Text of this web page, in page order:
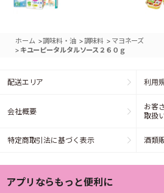
ホーム >調味料・油 >調味料 > マヨネーズ
> キユーピータルタルソース２６０ｇ
配送エリア 利用
会社概要
お客
取扱
特定商取引法に基づく表示 酒類
アプリならもっと便利に